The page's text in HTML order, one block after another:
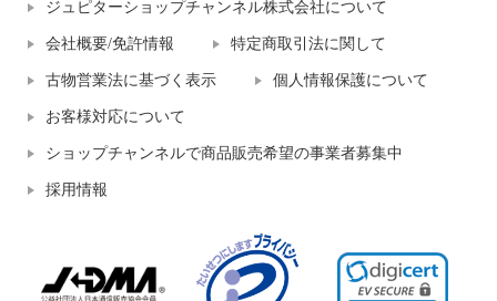
ジュピターショップチャンネル株式会社について
会社概要/免許情報 特定商取引法に関して
古物営業法に基づく表示 個人情報保護について
お客様対応について
ショップチャンネルで商品販売希望の事業者募集中
採用情報